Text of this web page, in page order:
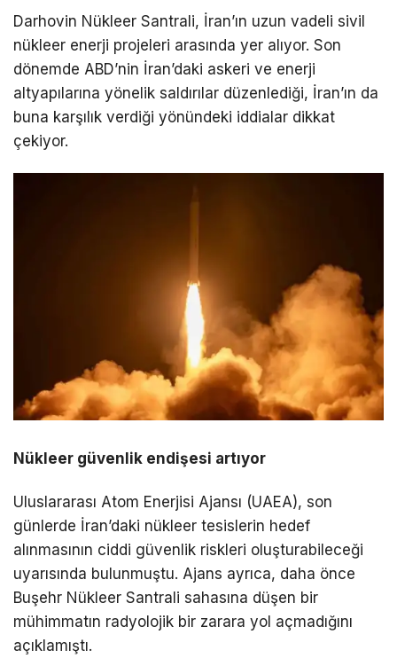
Darhovin Nükleer Santrali, İran’ın uzun vadeli sivil
nükleer enerji projeleri arasında yer alıyor. Son
dönemde ABD’nin İran’daki askeri ve enerji
altyapılarına yönelik saldırılar düzenlediği, İran’ın da
buna karşılık verdiği yönündeki iddialar dikkat
çekiyor.
Nükleer güvenlik endişesi artıyor
Uluslararası Atom Enerjisi Ajansı (UAEA), son
günlerde İran’daki nükleer tesislerin hedef
alınmasının ciddi güvenlik riskleri oluşturabileceği
uyarısında bulunmuştu. Ajans ayrıca, daha önce
Buşehr Nükleer Santrali sahasına düşen bir
mühimmatın radyolojik bir zarara yol açmadığını
açıklamıştı.